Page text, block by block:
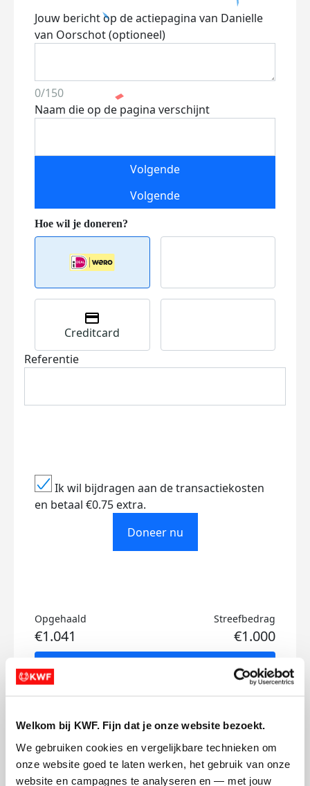
Welkom bij KWF. Fijn dat je onze website bezoekt.
We gebruiken cookies en vergelijkbare technieken om
onze website goed te laten werken, het gebruik van onze
website en campagnes te analyseren en — met jouw
Jouw bericht op de actiepagina van Danielle
van Oorschot (optioneel)
0/150
Naam die op de pagina verschijnt
Volgende
Volgende
Creditcard
Referentie
Ik wil bijdragen aan de transactiekosten
en betaal €0.75 extra.
Doneer nu
Opgehaald
€1.041
Streefbedrag
€1.000
Doneer
Danielle's badges